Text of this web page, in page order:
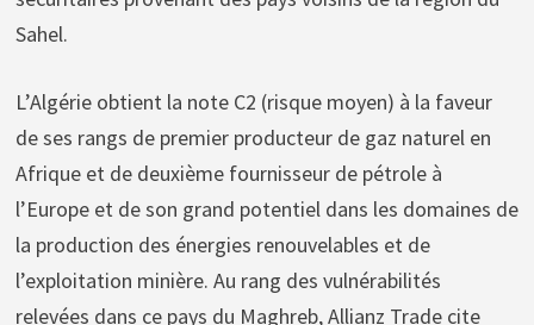
Sahel.
L’Algérie obtient la note C2 (risque moyen) à la faveur
de ses rangs de premier producteur de gaz naturel en
Afrique et de deuxième fournisseur de pétrole à
l’Europe et de son grand potentiel dans les domaines de
la production des énergies renouvelables et de
l’exploitation minière. Au rang des vulnérabilités
relevées dans ce pays du Maghreb, Allianz Trade cite